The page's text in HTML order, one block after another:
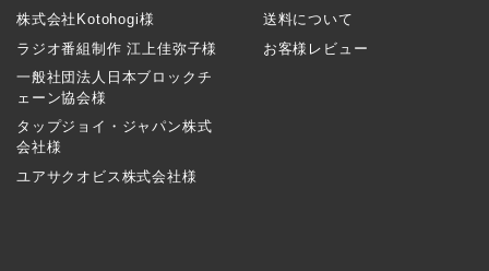
株式会社Kotohogi様
ラジオ番組制作 江上佳弥子様
一般社団法人日本ブロックチ
ェーン協会様
タップジョイ・ジャパン株式
会社様
ユアサクオビス株式会社様
送料について
お客様レビュー